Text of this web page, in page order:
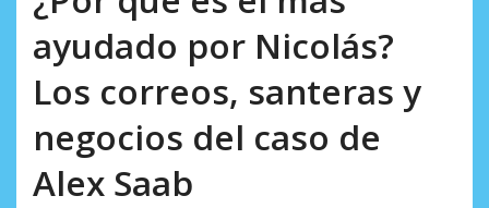
ayudado por Nicolás?
Los correos, santeras y
negocios del caso de
Alex Saab